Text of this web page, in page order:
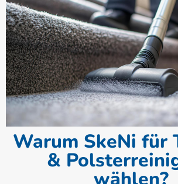
Warum SkeNi für
&
wählen?